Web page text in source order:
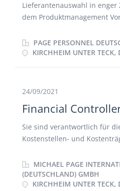
Lieferantenauswahl in
dem Produktmanagement
Vertragsmanagement
Lieferantenentwicklung
PAGE PERSONNEL
KIRCHHEIM UNTER TECK,
24/09/2021
Financial
Sie sind verantwortlich für
Kostenstellen- und
Stundensatzermittlung sowie
(inkl. Design-to-cost),
Deckungsbeitragsrechnung
MICHAEL PAGE
(DEUTSCHLAND) GMBH
KIRCHHEIM UNTER TECK,